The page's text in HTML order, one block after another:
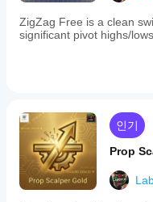
ZigZag Free is a clean
significant pivot highs/lows
인기
Prop